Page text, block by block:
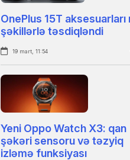
OnePlus 15T
şəkillərlə təsdiqləndi
19 mart, 11:54
Yeni Oppo Watch X3: qan
şəkəri sensoru və təzyiq
izləmə funksiyası